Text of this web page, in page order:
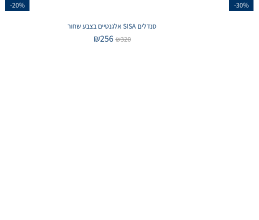
-30%
-20%
סנדלים SISA אלגנטיים בצבע שחור
₪320
₪256